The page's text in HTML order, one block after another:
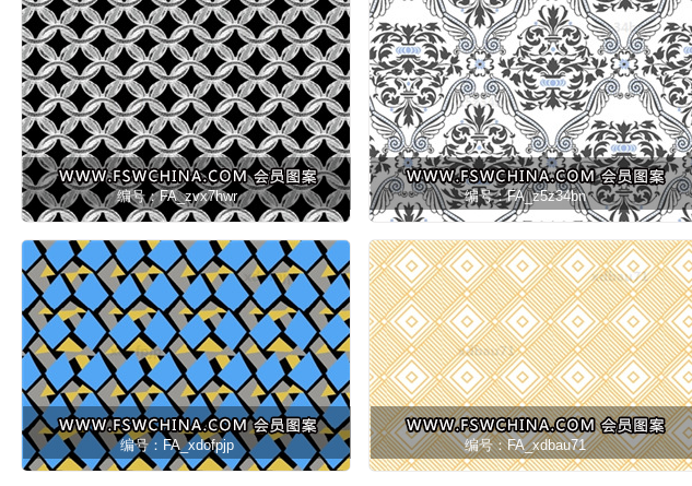
编号：FA_zvx7hwr 编号：FA_z5z34bn
编号：FA_xdofpjp 编号：FA_xdbau71